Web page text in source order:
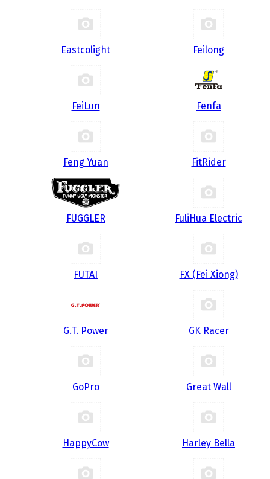
Eastcolight Feilong
FeiLun Fenfa
Feng Yuan FitRider
FUGGLER FuliHua Electric
FUTAI FX (Fei Xiong)
G.T. Power GK Racer
GoPro Great Wall
HappyCow Harley Bella